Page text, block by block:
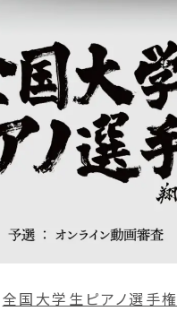
全国大学生ピアノ選手権